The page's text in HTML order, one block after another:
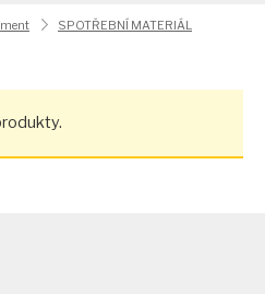
SPOTŘEBNÍ MATERIÁL